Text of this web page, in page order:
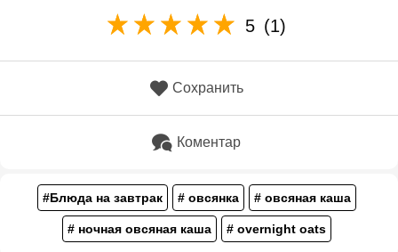
5 (1)
Сохранить
Коментар
#Блюда на завтрак # овсянка # овсяная каша
# ночная овсяная каша # overnight oats